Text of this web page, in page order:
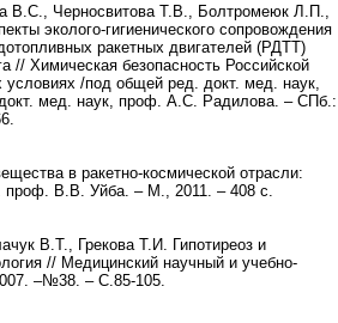
B.C., Черносвитова Т.В., Болтромеюк Л.П.,
эколого-гигиенического сопровождения
ракетных двигателей (РДТТ)
// Химическая безопасность Российской
/под общей ред. докт. мед. наук,
мед. наук, проф. А.С. Радилова. – СПб.:
в ракетно-космической отрасли:
проф. В.В. Уйба. – М., 2011. – 408 с.
В.Т., Грекова Т.И. Гипотиреоз и
// Медицинский научный и учебно-
–№38. – С.85-105.